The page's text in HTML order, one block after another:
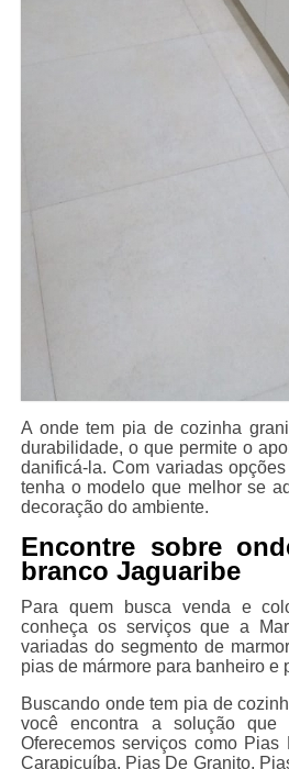
A onde tem pia de cozinha
durabilidade, o que permite o
danificá-la. Com variadas
tenha o modelo que melhor se
decoração do ambiente.
Encontre sobre
branco Jaguaribe
Para quem busca venda e
conheça os serviços que a
variadas do segmento de
pias de mármore para banheiro e
Buscando onde tem pia de
você encontra a solução
Oferecemos serviços como
Carapicuíba, Pias De Granito,